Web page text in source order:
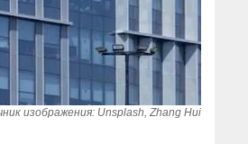
изображения: Unsplash, Zhang Hui